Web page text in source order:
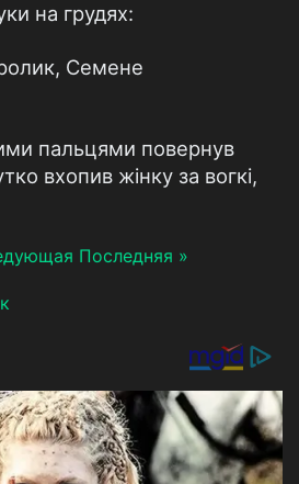
на грудях:
Семене
пальцями повернув
вхопив жінку за вогкі,
Последняя »